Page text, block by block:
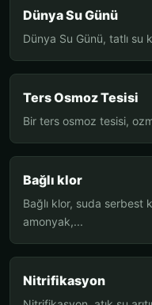
Dünya Su Günü
Dünya Su Günü, tatlı su
Ters Osmoz Tesisi
Bir ters osmoz tesisi,
Bağlı klor
Bağlı klor, suda serbest
amonyak,...
Nitrifikasyon